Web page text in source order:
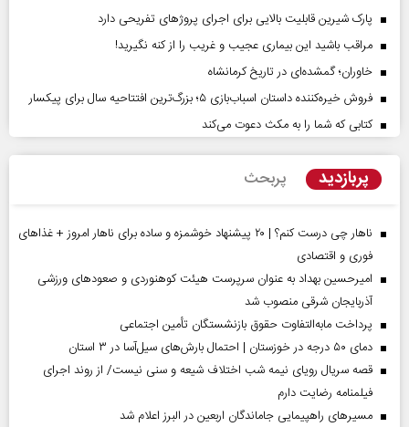
پارک شیرین قابلیت‌ بالایی برای اجرای پروژهای تفریحی دارد
مراقب باشید این بیماری عجیب و غریب را از کنه نگیرید!
خاوران؛ گمشده‌ای در تاریخ کرمانشاه
فروش خیره‌کننده داستان اسباب‌بازی ۵؛ بزرگ‌ترین افتتاحیه سال برای پیکسار
کتابی که شما را به مکث دعوت می‌کند
پربازدید پربحث
ناهار چی درست کنم؟ | ۲۰ پیشنهاد خوشمزه و ساده برای ناهار امروز + غذاهای
فوری و اقتصادی
امیرحسین بهداد به عنوان سرپرست هیئت کوهنوردی و صعودهای ورزشی
آذربایجان شرقی منصوب شد
پرداخت مابه‌التفاوت حقوق بازنشستگان تأمین اجتماعی
دمای ۵۰ درجه در خوزستان | احتمال بارش‌های سیل‌آسا در ۳ استان
قصه سریال رویای نیمه شب اختلاف شیعه و سنی نیست/ از روند اجرای
فیلمنامه رضایت دارم
مسیر‌های راهپیمایی جاماندگان اربعین در البرز اعلام شد